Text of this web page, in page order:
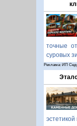
точные
суровых
Реклама: ИП